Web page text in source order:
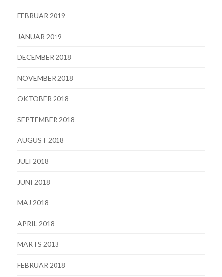
FEBRUAR 2019
JANUAR 2019
DECEMBER 2018
NOVEMBER 2018
OKTOBER 2018
SEPTEMBER 2018
AUGUST 2018
JULI 2018
JUNI 2018
MAJ 2018
APRIL 2018
MARTS 2018
FEBRUAR 2018